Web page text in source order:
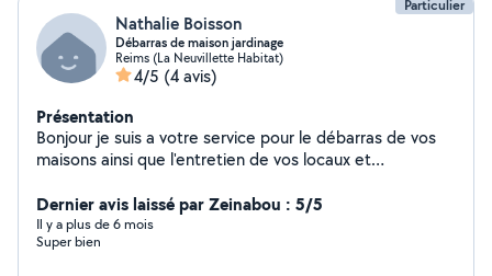
Particulier
Nathalie Boisson
Débarras de maison jardinage
Reims (La Neuvillette Habitat)
4/5 (4 avis)
Présentation
Bonjour je suis a votre service pour le débarras de vos
maisons ainsi que l'entretien de vos locaux et
Soucieux de réaliser un travail de qualité a un tarif
raisonnable je me tiens à votre disposition afin de
satisfaire vos demande Au plaisir de m'entretenir avec
Dernier avis laissé par Zeinabou : 5/5
Il y a plus de 6 mois
Super bien